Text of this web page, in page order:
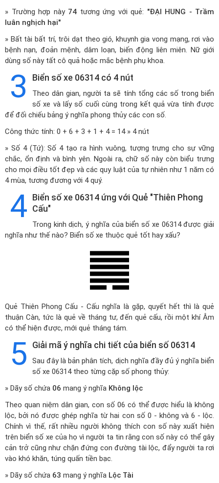
» Trường hợp này 74 tương ứng với quẻ: "ĐẠI HUNG - Trầm
luân nghịch hại"
» Bất tài bất trí, trôi dạt theo gió, khuynh gia vong mạng, rơi vào
bệnh nạn, đoản mệnh, dâm loạn, biến động liên miên. Nữ giới
dùng số này tất cô quả hoặc mắc bệnh phụ khoa.
3 Biển số xe 06314 có 4 nút
Theo dân gian, người ta sẽ tính tổng các số trong biển
số xe và lấy số cuối cùng trong kết quả vừa tính được
để đối chiếu bảng ý nghĩa phong thủy các con số.
Công thức tính: 0 + 6 + 3 + 1 + 4 = 14 » 4 nút
» Số 4 (Tứ): Số 4 tạo ra hình vuông, tượng trưng cho sự vững
chắc, ổn định và bình yên. Ngoài ra, chữ số này còn biểu trưng
cho mọi điều tốt đẹp và các quy luật của tự nhiên như 1 năm có
4 mùa, tương đương với 4 quý.
4 Biển số xe 06314 ứng với Quẻ "Thiên Phong
Cấu"
Trong kinh dịch, ý nghĩa của biển số xe 06314 được giải
nghĩa như thế nào? Biển số xe thuộc quẻ tốt hay xấu?
Quẻ Thiên Phong Cấu - Cấu nghĩa là gặp, quyết hết thì là quẻ
thuận Càn, tức là quẻ về tháng tư, đến quẻ cấu, rồi một khí Âm
có thể hiện được, mới quẻ tháng tám.
5 Giải mã ý nghĩa chi tiết của biển số 06314
Sau đây là bản phân tích, dịch nghĩa đầy đủ ý nghĩa biển
số xe 06314 theo từng cặp số phong thủy:
» Dãy số chứa 06 mang ý nghĩa Không lộc
Theo quan niệm dân gian, con số 06 có thể được hiểu là không
lộc, bởi nó được ghép nghĩa từ hai con số 0 - không và 6 - lộc.
Chính vì thế, rất nhiều người không thích con số này xuất hiện
trên biển số xe của họ vì người ta tin rằng con số này có thể gây
cản trở cũng như chặn đứng con đường tài lộc, đẩy người ta rơi
vào khó khăn, túng quấn tiền bạc.
» Dãy số chứa 63 mang ý nghĩa Lộc Tài